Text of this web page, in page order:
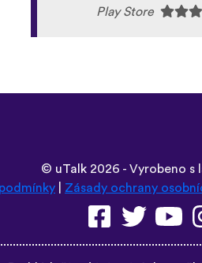
Play Store
© uTalk2026 - Vyrobeno s
Zásady ochrany